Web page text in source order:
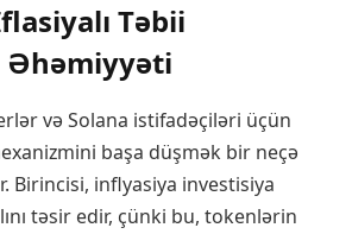
Təbii
Əhəmiyyəti
və Solana istifadəçiləri üçün
başa düşmək bir neçə
Birincisi, inflyasiya investisiya
təsir edir, çünki bu, tokenlərin